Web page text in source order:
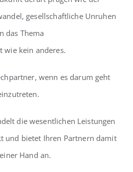
gesellschaftliche Unruhen
das Thema
wie kein anderes.
wenn es darum geht
die wesentlichen Leistungen
und bietet Ihren Partnern damit
Hand an.